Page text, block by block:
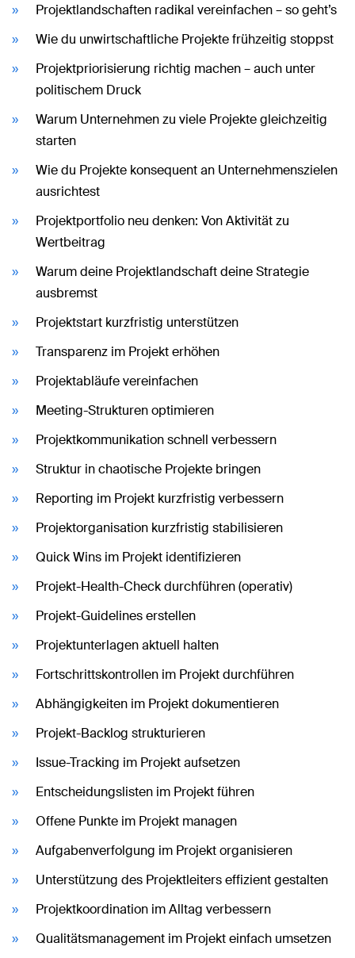
Projektlandschaften radikal vereinfachen – so geht’s
Wie du unwirtschaftliche Projekte frühzeitig stoppst
Projektpriorisierung richtig machen – auch unter
politischem Druck
Warum Unternehmen zu viele Projekte gleichzeitig
starten
Wie du Projekte konsequent an Unternehmenszielen
ausrichtest
Projektportfolio neu denken: Von Aktivität zu
Wertbeitrag
Warum deine Projektlandschaft deine Strategie
ausbremst
Projektstart kurzfristig unterstützen
Transparenz im Projekt erhöhen
Projektabläufe vereinfachen
Meeting-Strukturen optimieren
Projektkommunikation schnell verbessern
Struktur in chaotische Projekte bringen
Reporting im Projekt kurzfristig verbessern
Projektorganisation kurzfristig stabilisieren
Quick Wins im Projekt identifizieren
Projekt-Health-Check durchführen (operativ)
Projekt-Guidelines erstellen
Projektunterlagen aktuell halten
Fortschrittskontrollen im Projekt durchführen
Abhängigkeiten im Projekt dokumentieren
Projekt-Backlog strukturieren
Issue-Tracking im Projekt aufsetzen
Entscheidungslisten im Projekt führen
Offene Punkte im Projekt managen
Aufgabenverfolgung im Projekt organisieren
Unterstützung des Projektleiters effizient gestalten
Projektkoordination im Alltag verbessern
Qualitätsmanagement im Projekt einfach umsetzen